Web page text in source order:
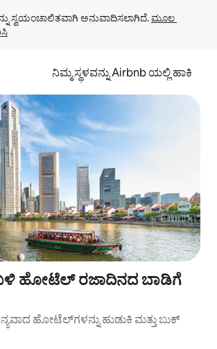
ಸ್ವಯಂಚಾಲಿತವಾಗಿ ಅನುವಾದಿಸಲಾಗಿದೆ. ಮೂಲ
ನಿಮ್ಮ ಸ್ಥಳವನ್ನು Airbnb ಯಲ್ಲಿ ಹಾಕಿ
ಬಳಿ ಹೋಟೆಲ್ ರಜಾದಿನದ ಬಾಡಿಗೆ
ಹೋಟೆಲ್‌ಗಳನ್ನು ಹುಡುಕಿ ಮತ್ತು ಬುಕ್